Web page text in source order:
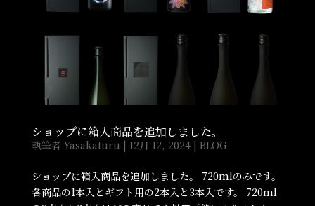
ショップに箱入商品を追加しました。
執筆者 Yasakaturu | 12月 12, 2024| BLOG
ショップに箱入商品を追加しました。 720mlのみです。
各商品の1本入とギフト用の2本入と3本入です。 720ml